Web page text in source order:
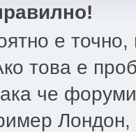
е точно,
това е
че